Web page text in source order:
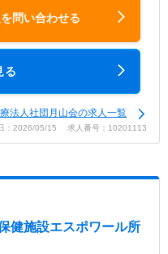
問い合わせる
る
法人社団月山会の求人一覧
：2026/05/15 求人番号：10201113
健施設エスポワール所